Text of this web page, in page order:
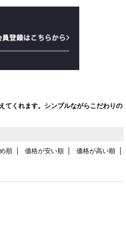
てくれます。シンプルながらこだわりの
順 価格が安い順 価格が高い順